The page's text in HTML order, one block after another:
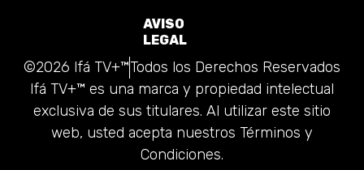
AVISO
LEGAL
©2026 Ifá TV+™Todos los Derechos Reservados
Ifá TV+™ es una marca y propiedad intelectual
exclusiva de sus titulares. Al utilizar este sitio
web, usted acepta nuestros Términos y
Condiciones.